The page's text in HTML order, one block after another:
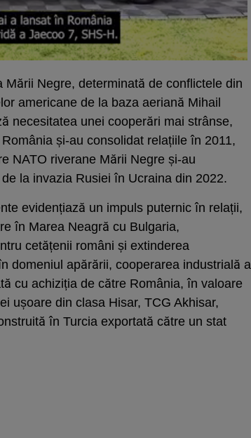
Negre, determinată de conflictele din
americane de la baza aeriană Mihail
necesitatea unei cooperări mai strânse,
și-au consolidat relațiile în 2011,
NATO riverane Mării Negre și-au
la invazia Rusiei în Ucraina din 2022.
evidențiază un impuls puternic în relații,
în Marea Neagră cu Bulgaria,
cetățenii români și extinderea
domeniul apărării, cooperarea industrială a
cu achiziția de către România, în valoare
ușoare din clasa Hisar, TCG Akhisar,
în Turcia exportată către un stat